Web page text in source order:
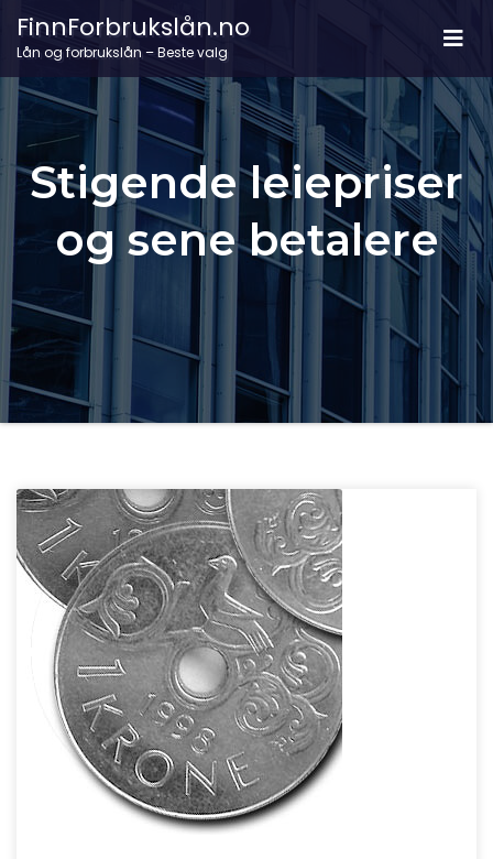
FinnForbrukslån.no
Lån og forbrukslån – Beste valg
Stigende leiepriser
og sene betalere